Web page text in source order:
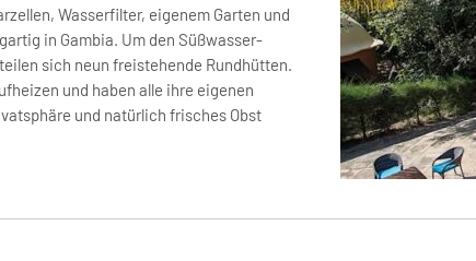
Wasserfilter, eigenem Garten und
in Gambia. Um den Süßwasser-
sich neun freistehende Rundhütten.
und haben alle ihre eigenen
und natürlich frisches Obst